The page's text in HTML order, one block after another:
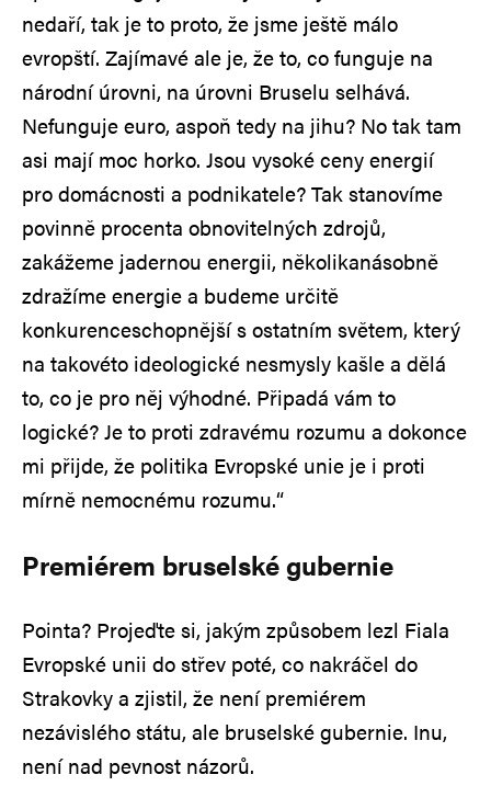
nedaří, tak je to proto, že jsme ještě málo
evropští. Zajímavé ale je, že to, co funguje na
národní úrovni, na úrovni Bruselu selhává.
Nefunguje euro, aspoň tedy na jihu? No tak tam
asi mají moc horko. Jsou vysoké ceny energií
pro domácnosti a podnikatele? Tak stanovíme
povinně procenta obnovitelných zdrojů,
zakážeme jadernou energii, několikanásobně
zdražíme energie a budeme určitě
konkurenceschopnější s ostatním světem, který
na takovéto ideologické nesmysly kašle a dělá
to, co je pro něj výhodné. Připadá vám to
logické? Je to proti zdravému rozumu a dokonce
mi přijde, že politika Evropské unie je i proti
mírně nemocnému rozumu.“
Premiérem bruselské gubernie
Pointa? Projeďte si, jakým způsobem lezl Fiala
Evropské unii do střev poté, co nakráčel do
Strakovky a zjistil, že není premiérem
nezávislého státu, ale bruselské gubernie. Inu,
není nad pevnost názorů.